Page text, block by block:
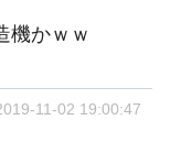
機かｗｗ
11-02 19:00:47